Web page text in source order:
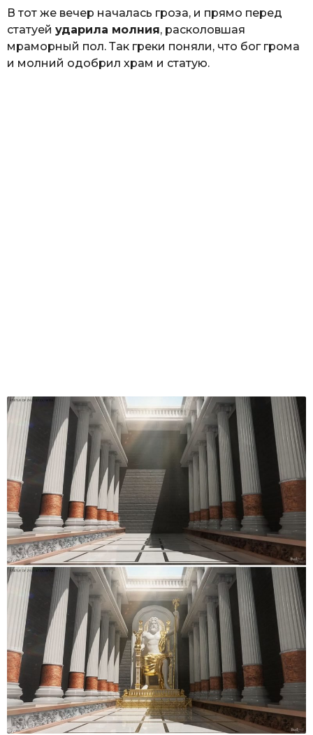
В тот же вечер началась гроза, и прямо перед
статуей ударила молния, расколовшая
мраморный пол. Так греки поняли, что бог грома
и молний одобрил храм и статую.